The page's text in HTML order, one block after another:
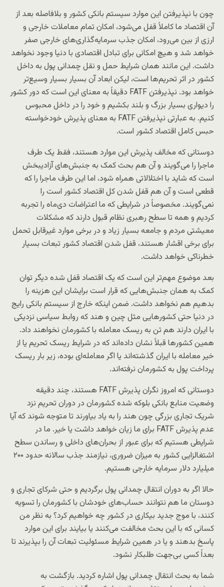
چون با نپذیرفتن این موارد سیستم بانکی کشور و بلافاصله بعد از
آن اقتصاد ما کاملاً قفل می‌شود، امکان تمام معاملات خارجی و
ارزی از بین می‌رود، امکان جذب سرمایه‌گذاری‌های خارجی صفر
خواهد شد و هیچ امکانی برای تبادل اقتصادی با دنیا وجود نخواهد
داشت. این مانند همان شرایط حمل و نقل چمدانی پول به داخل
کشور در اثر تحریم‌ها است، لیکن ابعاد آن بسیار بسیار وسیع‌تر
خواهد بود. نپذیرفتن FATF دقیقاً به معنای این است که دور کشور
را دیواری بسیار بزرگ و بلند بکشیم و خود را در داخل محبوس
کنیم. به عبارتی نپذیرفتن FATF به معنای پذیرش خودخواسته
حبس کامل اقتصاد کشور است.
دوستانی که مخالف پذیرش این موارد هستند، فقط یک طرف
ماجرا را می‌گویند و آن هم بحث کمک به جنبش‌های آزادیبخش
است که شاید با اختلالاتی همراه شود، اما این طرف ماجرا را که
قطعی است و آن هم قفل شدن کل اقتصاد کشور است را
نمی‌گویند. مخصوصاً در شرایطی که ما اعتراضات دی‌ماه را تجربه
کردیم و همه تا سطح رهبری نظام قبول دارند که مشکلات
معیشتی مردم و جامعه بسیار زیاد و در برخی موارد غیرقابل تحمل
برای برخی اقشار هستند، قفل شدن اقتصاد کشور تبعات بسیار
خطرناکی خواهد داشت.
بعد موضوع مهم‌تر این است که یک اقتصاد قفل شده دیگر توان
کمک به همان جنبش‌هایی که قرار است برایشان این هزینه را
بدهیم هم نخواهد داشت. ضمن اینکه خارج از سیستم بانکی رایج
در دنیا حتی کشورهایی مثل چین و هند که روابط سیاسی نزدیکی
با ایران دارند هم تن به ریسک معامله با کشورمان نخواهند داد.
همین کشورها قبلاً نشان داده‌اند که در شرایط ریسک تحریم یا از
خیر معامله با ایران گذشته‌اند یا اگر معامله‌ای بوده، زیر بار ریسک
پرداخت پول به کشورمان نرفته‌اند.
دوستانی که امروز نگران پذیرش FATF هستند، چند دقیقه
وضعیت منابع بانکی بلوکه شده کشورمان در دوران تحریم نزد
شریک تجاری بزرگی چون هند را به یاد بیاورند تا متوجه شوند که آیا
عدم پذیرش FATF برای ما زیان خواهد داشت یا خیر. ما در
شرایطی هستیم که برای عبور از بحران‌های داخلی و رساندن سطح
اشتغالزایی کشور به میزان ضروری، نیازمند جذب سالانه حدود ۲۰۰
میلیارد دلار سرمایه خارجی هستیم.
حالا اگر به دوران انتقال چمدانی پول برگردیم و حتی شرکای تجاری و
دوستان ما هم نتوانند حساب‌های خودشان با کشورمان را تسویه
کنند، با موج جدید بیکاری در کشور چه خواهیم کرد؟ به نظر من
کسانی که با این بحث مخالفت می‌کنند یا بیایند برای این موارد
پاسخ بدهند و یا در همین شرایط مسئولیت تبعات آن را بپذیرند تا
بعداً کسی بی‌جهت طلبکار نشود.
شما به بحث انتقال چمدانی پول اشاره کردید. بازگشت به